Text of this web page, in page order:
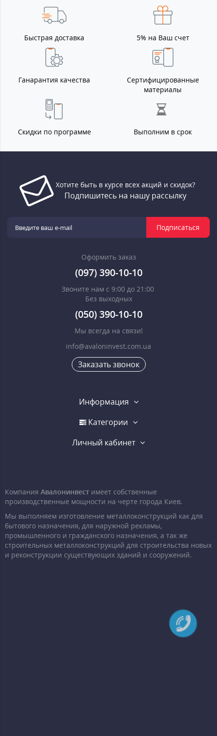
Быстрая доставка 5% на Ваш счет
Ганарантия качества
Сертифицированные
материалы
Скидки по программе Выполним в срок
Хотите быть в курсе всех акций и скидок?
Подпишитесь на нашу рассылку
Подписаться
Оформить заказ
(097) 390-10-10
Звоните нам с 9:00 до 21:00
Без выходных
(050) 390-10-10
Мы всегда на связи!
info@avaloninvest.com.ua
Заказать звонок
Информация
Категории
Личный кабинет
Компания Авалонинвест имеет собственные
производственные мощности на черте города Киев.
Мы выполняем изготовление металлоконструкций как для
бытового назначения, для наружной рекламы,
промышленного и гражданского назначения, а так же
строительных металлоконструкций для строительства новых
и реконструкции существующих зданий и сооружений.